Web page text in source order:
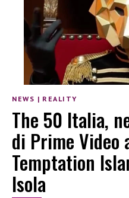
NEWS | REALITY
The 50 Italia,
di Prime Video
Temptation
Isola